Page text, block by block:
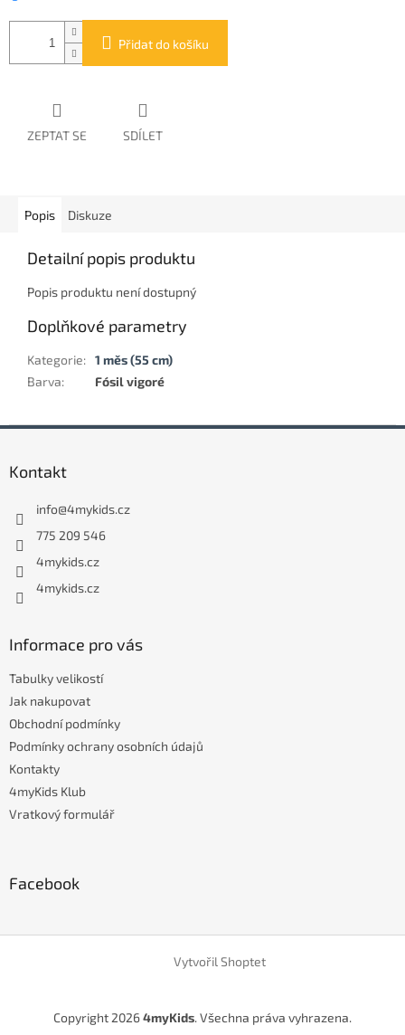
Přidat do košíku
ZEPTAT SE SDÍLET
Popis Diskuze
Detailní popis produktu
Popis produktu není dostupný
Doplňkové parametry
Kategorie: 1 měs (55 cm)
Barva: Fósil vigoré
Kontakt
info@4mykids.cz
775 209 546
4mykids.cz
4mykids.cz
Informace pro vás
Tabulky velikostí
Jak nakupovat
Obchodní podmínky
Podmínky ochrany osobních údajů
Kontakty
4myKids Klub
Vratkový formulář
Facebook
Vytvořil Shoptet
Copyright 20264myKids. Všechna práva vyhrazena.